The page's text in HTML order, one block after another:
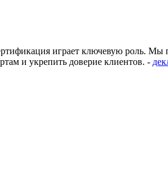
играет ключевую роль.
и укрепить доверие клиентов. -